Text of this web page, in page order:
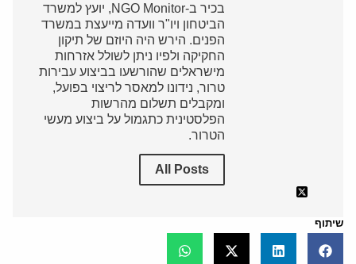
בכיר ב-NGO Monitor, יועץ למשרד
הביטחון ויו"ר וועדה מייעצת במשרד
הפנים. הירש היה היוזם של תיקון
החקיקה ולפיו ניתן לשולל אזרחות
מישראלים שהורשעו בביצוע עבירות
טרור, נידונו למאסר לריצוי בפועל,
ומקבלים תשלום מהרשות
הפלסטינית כתגמול על ביצוע מעשי
הטרור.
All Posts
שיתוף